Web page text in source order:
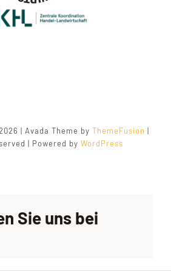
| Avada Theme by ThemeFusion |
| Powered by WordPress
Sie uns bei